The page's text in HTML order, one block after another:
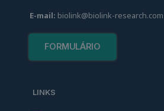
E-mail: biolink@biolink-research.com
FORMULÁRIO
LINKS